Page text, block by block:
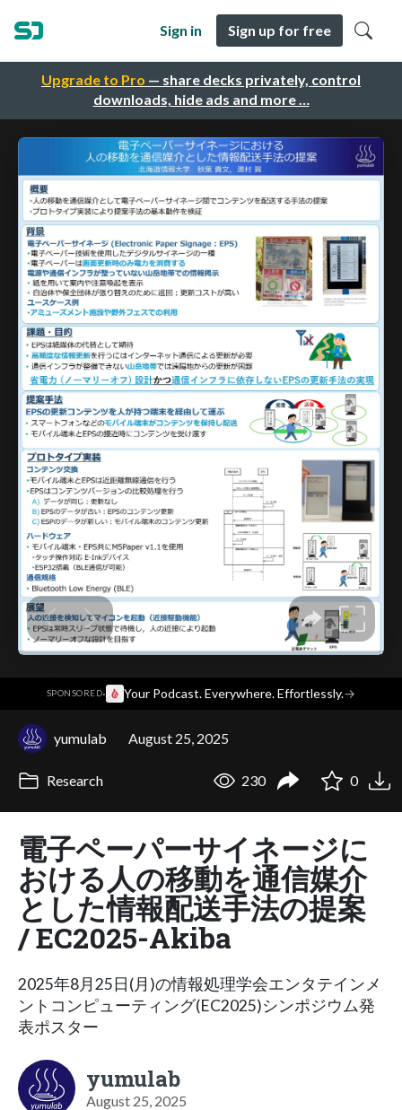
Upgrade to Pro — share decks privately, control
downloads, hide ads and more …
Sign in Sign up for free
SPONSORED· Your Podcast. Everywhere. Effortlessly.→
yumulab August 25, 2025
Research 230 0
電子ペーパーサイネージに
おける人の移動を通信媒介
とした情報配送手法の提案
/ EC2025-Akiba
2025年8月25日(月)の情報処理学会エンタテインメ
ントコンピューティング(EC2025)シンポジウム発
表ポスター
yumulab
August 25, 2025